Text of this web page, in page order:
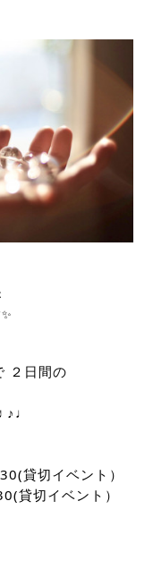
２日間の
貸切イベント）
貸切イベント）